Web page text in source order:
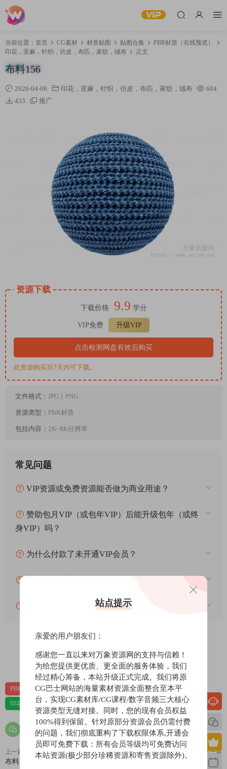
当前位置： 首页 CG素材 材质贴图 贴图合集
PBR材质（在线预览）
印花，亚麻，针织，仿皮，布匹，家纺，绒布
正文
布料156
2026-04-08 印花，亚麻，针织，仿皮，布匹，家纺，绒布
604
433
推广
资源下载
下载价格 9.9 学分
VIP免费 升级VIP
点击检测网盘有效后购买
此资源购买后7天内可下载。
文件格式： JPG丨PNG
资源类型： PBR材质
包括内容： 2K~8K分辨率
常见问题
VIP资源或免费资源能否做为商业用途？
赞助包月VIP（或包年VIP）后能升级包年（或终
身VIP）吗？
为什么付款了未开通VIP会员？
VIP会员剩余时间查询？
0 0
PBR-布料 PBR材质（在线预览）
印花，亚麻，针织，仿皮，布匹，家纺，绒布 材质贴图
上一篇
布料157
下一篇
布料155
站点提示
亲爱的用户朋友们：
感谢您一直以来对万象资源网的支持与信赖！
为给您提供更优质、更全面的服务体验，我们
经过精心筹备，本站升级正式完成。我们将原
CG巴士网站的海量素材资源全面整合至本平
台，实现CG素材库/CG课程/数字音频三大核心
资源类型无缝对接。同时，您的现有会员权益
100%得到保留。针对原部分资源会员仍需付费
的问题，我们彻底重构了下载权限体系,开通会
员即可免费下载：所有会员等级均可免费访问
本站资源(极少部分珍稀资源和寄售资源除外)。